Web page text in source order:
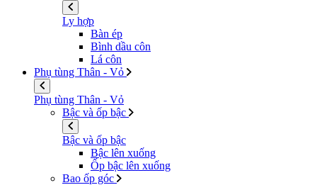
Ly hợp
Bàn ép
Bình dầu côn
Lá côn
Phụ tùng Thân - Vỏ
Phụ tùng Thân - Vỏ
Bậc và ốp bậc
Bậc và ốp bậc
Bậc lên xuống
Ốp bậc lên xuống
Bao ốp góc